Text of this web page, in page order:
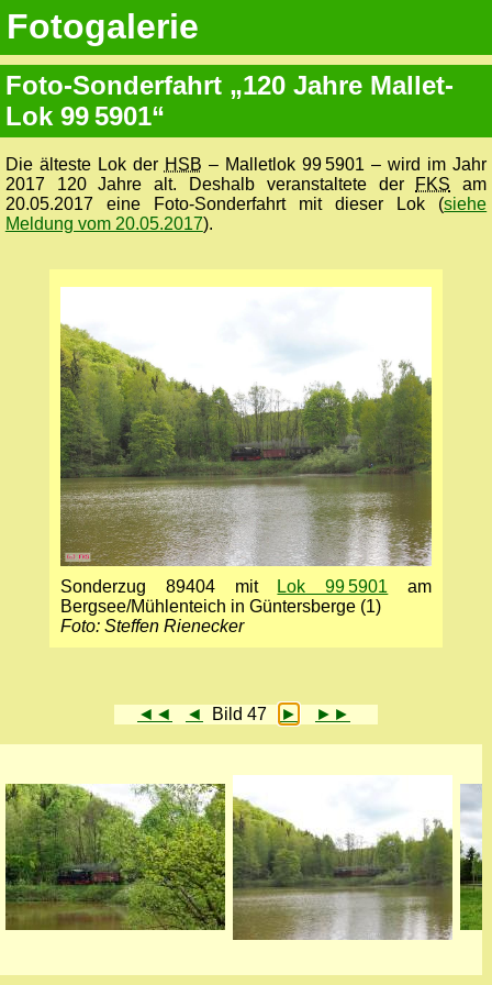
Fotogalerie
Foto-Sonder­fahrt „120 Jahre Mallet-
Lok 99 5901“
Die älteste Lok der HSB – Malletlok 99 5901 – wird im Jahr
2017 120 Jahre alt. Deshalb veranstaltete der FKS am
20.05.2017 eine Foto-Sonder­fahrt mit dieser Lok (siehe
Meldung vom 20.05.2017).
Sonder­zug 89404 mit Lok 99 5901 am
Bergsee/Mühlenteich in Güntersberge (1)
Foto: Steffen Rienecker
◄◄ ◄ Bild 47 ► ►►